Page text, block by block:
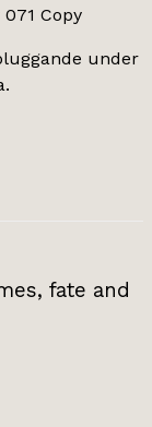
under
fate and